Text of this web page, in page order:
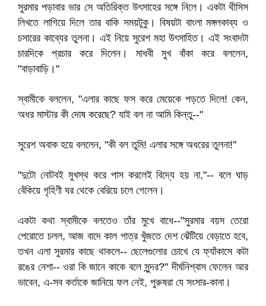
সুরমার পড়াবার ভার সে অতিরিক্ত উৎসাহের সঙ্গে নিলে। একটা থীসিস
লিখতে লাগিয়ে দিলে তার বাকি সময়টুকু। বিষয়টা বাংলা মঙ্গলকাব্য ও
চসারের কাব্যের তুলনা। এই নিয়ে সুরেশ মহা উৎসাহিত। এই সংবাদটা
চারদিকে প্রচার করে দিলেন। মাধবী মুখ বাঁকা করে বললেন,
"বাড়াবাড়ি।"
স্বামীকে বললেন, "এলার কাছে ফস করে মেয়েকে পড়তে দিলে! কেন,
অধর মাস্টার কী দোষ করেছে? যাই বল না আমি কিন্তু--"
সুরেশ অবাক হয়ে বললেন, "কী বল তুমি! এলার সঙ্গে অধরের তুলনা!"
"দুটো নোটবই মুখস্থ করে পাস করলেই বিদ্যে হয় না,"-- বলে ঘাড়
বেঁকিয়ে গৃহিণী ঘর থেকে বেরিয়ে চলে গেলেন।
একটা কথা স্বামীকে বলতেও তাঁর মুখে বাধে--"সুরমার বয়স তেরো
পেরোতে চলল, আজ বাদে কাল পাত্র খুঁজতে দেশ ঝেঁটিয়ে বেড়াতে হবে,
তখন এলা সুরমার কাছে থাকলে-- ছেলেগুলোর চোখে যে ফ্যাঁকাসে কটা
রঙের নেশা-- ওরা কি জানে কাকে বলে সুন্দর?" দীর্ঘনিশ্বাস ফেলেন আর
ভাবেন, এ-সব কর্তাকে জানিয়ে ফল নেই, পুরুষরা যে সংসার-কানা।